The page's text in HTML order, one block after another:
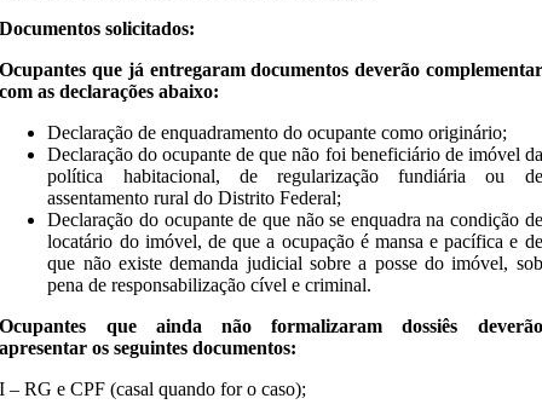
Documentos solicitados:
Ocupantes que já entregaram documentos deverão complementar
com as declarações abaixo:
Declaração de enquadramento do ocupante como originário;
Declaração do ocupante de que não foi beneficiário de imóvel da
política habitacional, de regularização fundiária ou de
assentamento rural do Distrito Federal;
Declaração do ocupante de que não se enquadra na condição de
locatário do imóvel, de que a ocupação é mansa e pacífica e de
que não existe demanda judicial sobre a posse do imóvel, sob
pena de responsabilização cível e criminal.
Ocupantes que ainda não formalizaram dossiês deverão
apresentar os seguintes documentos:
I – RG e CPF (casal quando for o caso);